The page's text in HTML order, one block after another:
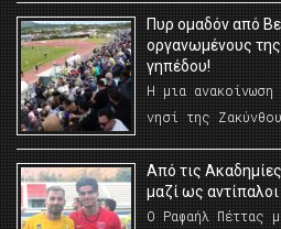
Πυρ ομαδόν από
οργανωμένους
γηπέδου!
Η μια ανακοίνωση
νησί της
Από τις
μαζί ως
Ο Ραφαήλ Πέττας